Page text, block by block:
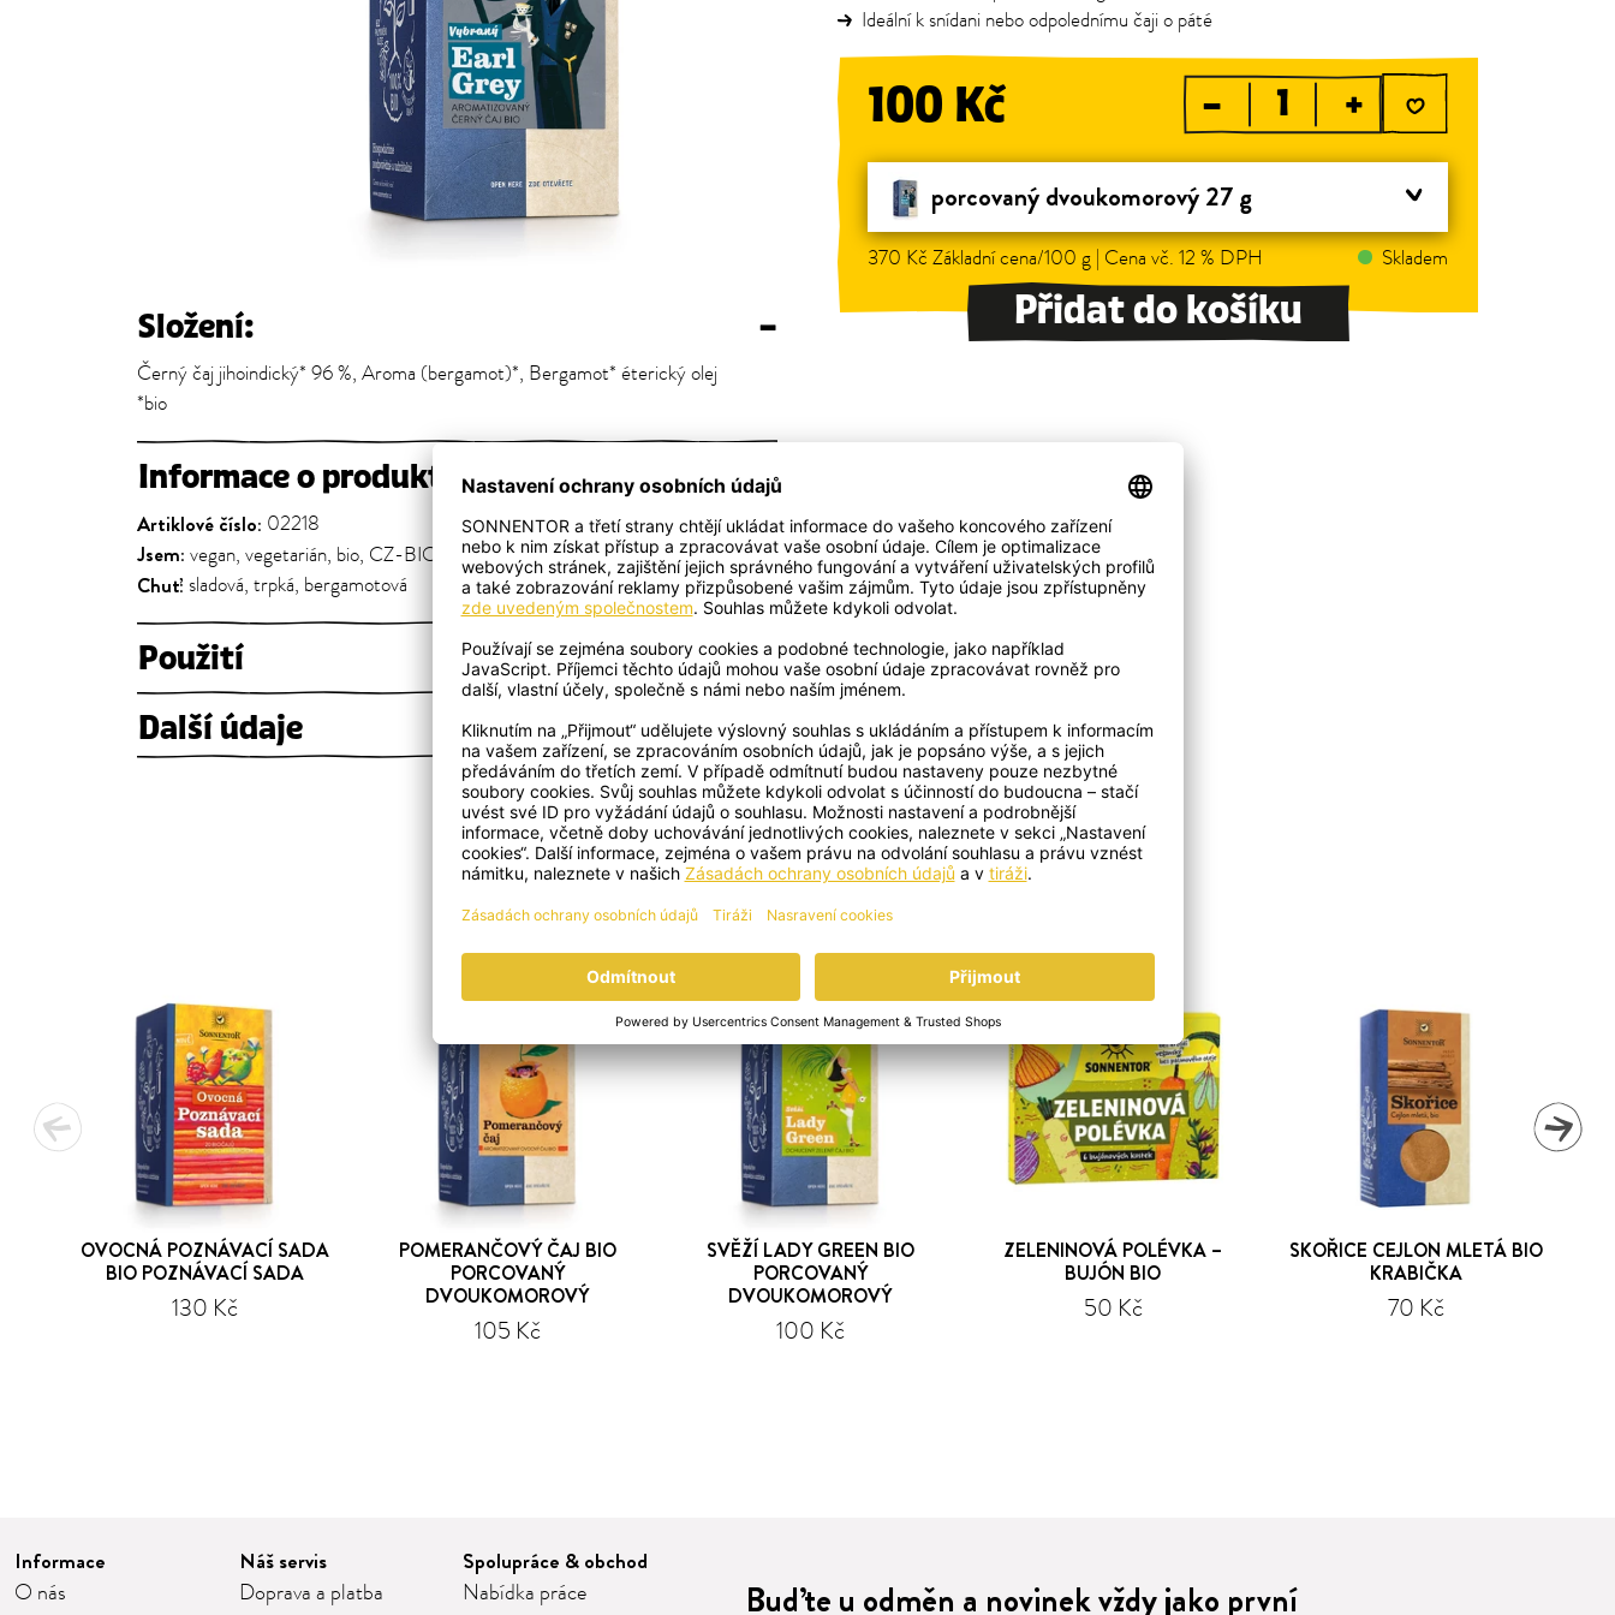
Složení: –
Černý čaj jihoindický* 96 %, Aroma (bergamot)*, Bergamot* éterický olej
*bio
Informace o produktu –
Artiklové číslo: 02218
Jsem: vegan, vegetarián, bio, CZ-BIO-002
Chuť: sladová, trpká, bergamotová
Použití
+
Další údaje
+
Ideální k snídani nebo odpolednímu čaji o páté
100 Kč – +
porcovaný dvoukomorový 27 g
370 Kč Základní cena/100 g | Cena vč. 12 % DPH Skladem
Přidat do košíku
OBJEVTE DALŠÍ POKLADY
OVOCNÁ POZNÁVACÍ SADA
BIO POZNÁVACÍ SADA
130 Kč
POMERANČOVÝ ČAJ BIO
PORCOVANÝ
DVOUKOMOROVÝ
105 Kč
SVĚŽÍ LADY GREEN BIO
PORCOVANÝ
DVOUKOMOROVÝ
100 Kč
ZELENINOVÁ POLÉVKA –
BUJÓN BIO
50 Kč
SKOŘICE CEJLON MLETÁ BIO
KRABIČKA
70 Kč
Informace
O nás
Náš servis
Doprava a platba
Spolupráce & obchod
Nabídka práce
Buďte u odměn a novinek vždy jako první